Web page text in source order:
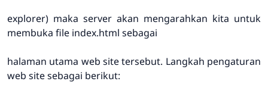
explorer) maka server akan mengarahkan kita untuk
membuka file index.html sebagai
halaman utama web site tersebut. Langkah pengaturan
web site sebagai berikut: